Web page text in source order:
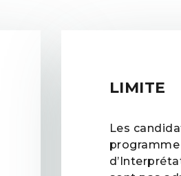
LIMITE
Les
programme